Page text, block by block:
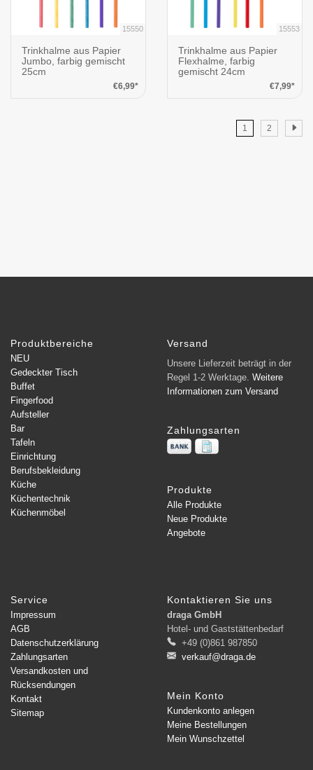
15550
Trinkhalme aus Papier
Jumbo, farbig gemischt
25cm
€6,99*
15553
Trinkhalme aus Papier
Flexhalme, farbig
gemischt 24cm
€7,99*
1 2
Produktbereiche
NEU
Gedeckter Tisch
Buffet
Fingerfood
Aufsteller
Bar
Tafeln
Einrichtung
Berufsbekleidung
Küche
Küchentechnik
Küchenmöbel
Versand
Unsere Lieferzeit beträgt in der
Regel 1-2 Werktage. Weitere
Informationen zum Versand
Zahlungsarten
Produkte
Alle Produkte
Neue Produkte
Angebote
Service
Impressum
AGB
Datenschutzerklärung
Zahlungsarten
Versandkosten und
Rücksendungen
Kontakt
Sitemap
Kontaktieren Sie uns
draga GmbH
Hotel- und Gaststättenbedarf
+49 (0)861 987850
verkauf@draga.de
Mein Konto
Kundenkonto anlegen
Meine Bestellungen
Mein Wunschzettel